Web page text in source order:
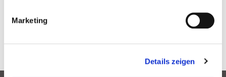
Marketing
Details zeigen
Markkleeberg